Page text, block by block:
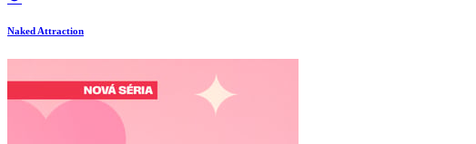
Naked Attraction